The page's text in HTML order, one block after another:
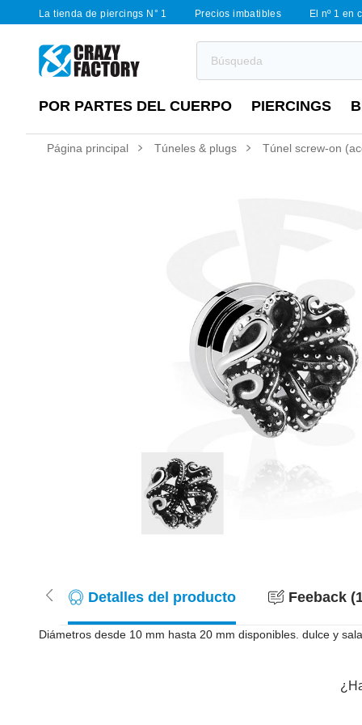
La tienda de piercings N° 1 Precios imbatibles El nº 1 en
POR PARTES DEL CUERPO PIERCINGS
Página principal Túneles & plugs Túnel screw-on
Detalles del producto Feeback
Diámetros desde 10 mm hasta 20 mm disponibles. dulce y